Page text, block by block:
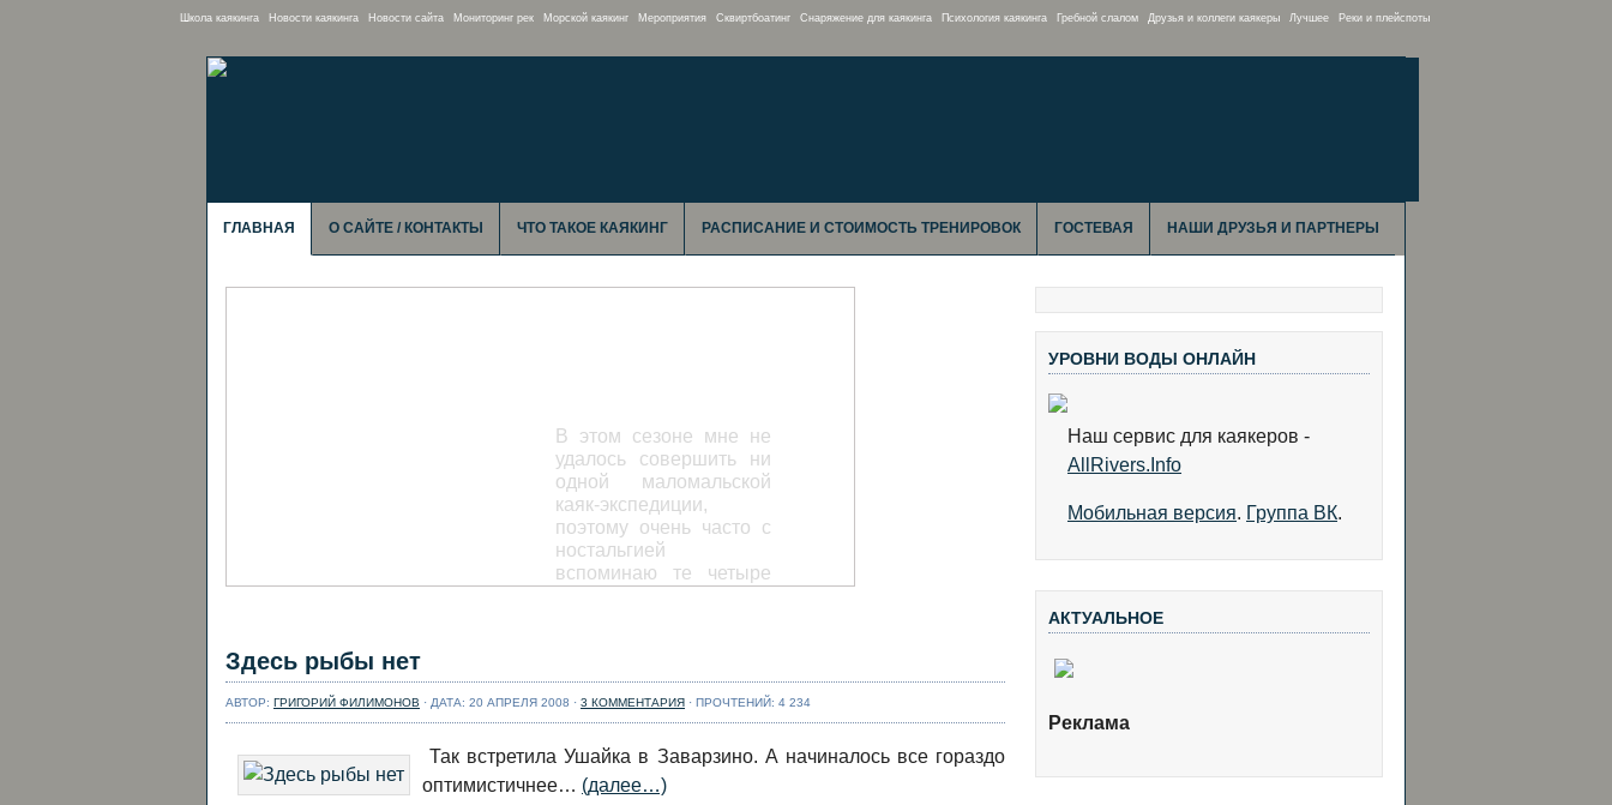
Школа каякинга Новости каякинга Новости сайта Мониторинг рек Морской каякинг Мероприятия Сквиртбоатинг Снаряжение для каякинга Психология каякинга Гребной слалом Друзья и коллеги каякеры Лучшее Реки и плейспоты
ГЛАВНАЯ О САЙТЕ / КОНТАКТЫ ЧТО ТАКОЕ КАЯКИНГ РАСПИСАНИЕ И СТОИМОСТЬ ТРЕНИРОВОК ГОСТЕВАЯ НАШИ ДРУЗЬЯ И ПАРТНЕРЫ
В этом сезоне мне не
удалось совершить ни
одной маломальской
каяк-экспедиции,
поэтому очень часто с
ностальгией
вспоминаю те четыре
...Далее...
Часто самые хорошие
приключения
случаются неожиданно.
Сидишь себе на кухне,
Здесь рыбы нет
АВТОР: ГРИГОРИЙ ФИЛИМОНОВ · ДАТА: 20 АПРЕЛЯ 2008 · 3 КОММЕНТАРИЯ · ПРОЧТЕНИЙ: 4 234
Так встретила Ушайка в Заварзино. А начиналось все гораздо
оптимистичнее… (далее…)
УРОВНИ ВОДЫ ОНЛАЙН
Наш сервис для каякеров -
AllRivers.Info
Мобильная версия. Группа ВК.
АКТУАЛЬНОЕ
Реклама